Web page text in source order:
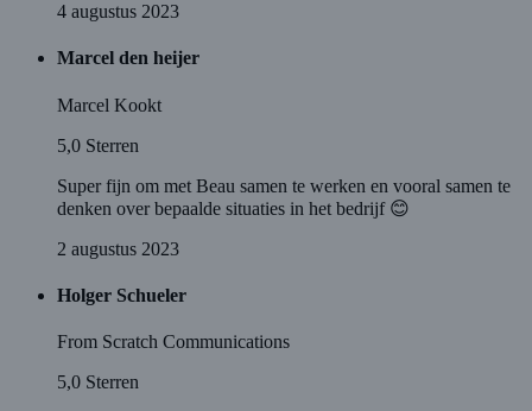
4 augustus 2023
Marcel den heijer
Marcel Kookt
5,0 Sterren
Super fijn om met Beau samen te werken en vooral samen te
denken over bepaalde situaties in het bedrijf 😊
2 augustus 2023
Holger Schueler
From Scratch Communications
5,0 Sterren